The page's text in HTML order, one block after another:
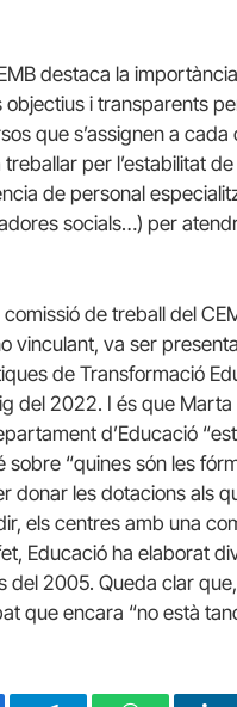
destaca la importància
objectius i transparents
que s’assignen a cada
per l’estabilitat de
de personal
socials…) per
de treball del
vinculant, va ser
de Transformació
del 2022. I és que
d’Educació
sobre “quines són les
donar les dotacions als
els centres amb una
Educació ha elaborat
del 2005. Queda clar
que encara “no està